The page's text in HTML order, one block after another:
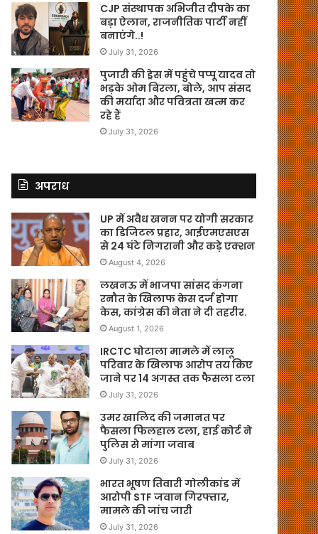
CJP संस्थापक अभिजीत दीपके का
बड़ा ऐलान, राजनीतिक पार्टी नहीं
बनाएंगे..!
July 31, 2026
पुजारी की ड्रेस में पहुंचे पप्पू यादव तो
भड़के ओम बिरला, बोले, आप संसद
की मर्यादा और पवित्रता खत्म कर
रहे हैं
July 31, 2026
अपराध
UP में अवैध खनन पर योगी सरकार
का डिजिटल प्रहार, आईएमएसएस
से 24 घंटे निगरानी और कड़े एक्शन
August 4, 2026
लखनऊ में भाजपा सांसद कंगना
रनौत के खिलाफ केस दर्ज होगा
केस, कांग्रेस की नेता ने दी तहरीर.
August 1, 2026
IRCTC घोटाला मामले में लालू
परिवार के खिलाफ आरोप तय किए
जाने पर 14 अगस्त तक फैसला टला
July 31, 2026
उमर खालिद की जमानत पर
फैसला फिलहाल टला, हाई कोर्ट ने
पुलिस से मांगा जवाब
July 31, 2026
भारत भूषण तिवारी गोलीकांड में
आरोपी STF जवान गिरफ्तार,
मामले की जांच जारी
July 31, 2026